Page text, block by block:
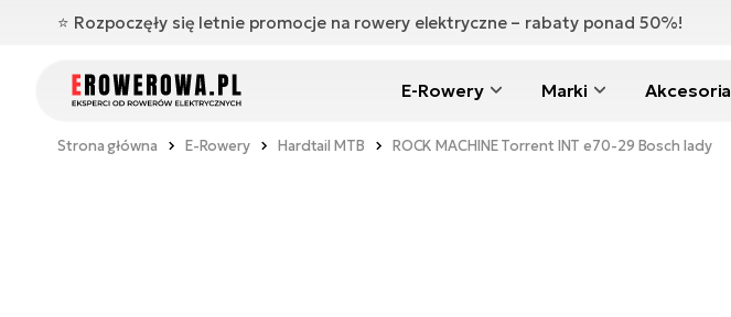
⭐️ Rozpoczęły się letnie promocje na rowery elektryczne – rabaty ponad 50%!
E-Rowery Marki Akcesoria
Strona główna E-Rowery Hardtail MTB ROCK MACHINE Torrent INT e70-29 Bosch lady